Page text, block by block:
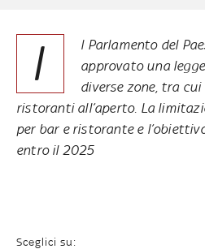
I
l Parlamento del
approvato una
diverse zone, tra
ristoranti all’aperto. La
per bar e ristorante e
entro il 2025
Sceglici su: